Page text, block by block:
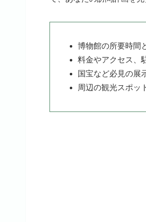
博物館の所要時間
料金やアクセス、
国宝など必見の展
周辺の観光スポッ